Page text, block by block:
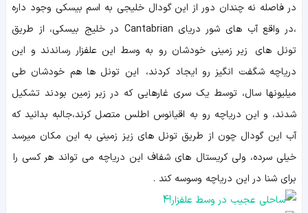
در فاصله نه چندان دور از این گودال خلیجی به اسم بیسکی وجود داره
،در واقع آب های شور دریای Cantabrian در خلیج بیسکی، از طریق
تونل های زیر زمینی خودشان رو به وسط این علفزار رساندند و این
دریاچه شگفت انگیز رو ایجاد کردند، این تونل ها هم خودشان طی
میلیونها سال، توسط یک سری غارهایی که در زیر زمین بودند تشکیل
شدند، و این دریاچه رو به اقیانوس اطلس متصل کرند،جالبه بدانید که
آب این گودال چون از طریق تونل های زیز زمینی به این مکان میرسد
خیلی سرده، ولی کریستال های شفاف این دریاچه می تواند هر کسی را
برای شنا در این دریاچه وسوسه کند .